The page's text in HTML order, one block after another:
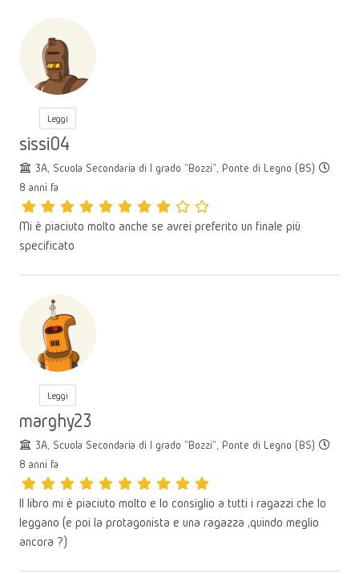
Leggi
sissi04
3A, Scuola Secondaria di I grado "Bozzi", Ponte di Legno (BS)
8 anni fa
Mi è piaciuto molto anche se avrei preferito un finale più
specificato
Leggi
marghy23
3A, Scuola Secondaria di I grado "Bozzi", Ponte di Legno (BS)
8 anni fa
Il libro mi è piaciuto molto e lo consiglio a tutti i ragazzi che lo
leggano (e poi la protagonista e una ragazza ,quindo meglio
ancora ?)